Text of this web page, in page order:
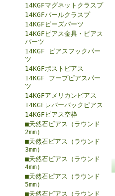
14KGFマグネットクラスプ
14KGFパールクラスプ
14KGFビーズパーツ
14KGFピアス金具・ピアス
パーツ
14KGF ピアスフックパー
ツ
14KGFポストピアス
14KGF フープピアスパー
ツ
14KGFアメリカンピアス
14KGFレバーバックピアス
14KGFピアス空枠
■天然石ピアス（ラウンド
2mm）
■天然石ピアス（ラウンド
3mm）
■天然石ピアス（ラウンド
4mm）
■天然石ピアス（ラウンド
5mm）
■天然石ピアス（ラウンド